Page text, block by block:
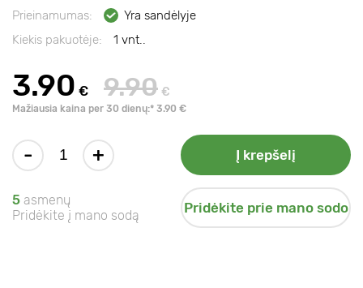
Prieinamumas:
Yra sandėlyje
Kiekis pakuotėje:
1 vnt..
3.90 € 9.90 €
Mažiausia kaina per 30 dienų:* 3.90 €
- + Į krepšelį
5 asmenų
Pridėkite į mano sodą
Pridėkite prie mano sodo